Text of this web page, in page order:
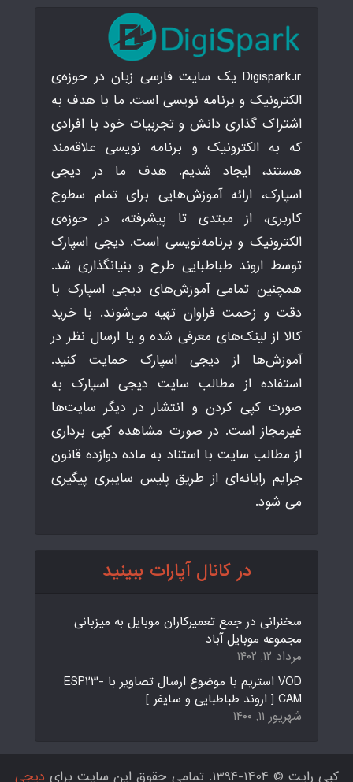
Digispark.ir یک سایت فارسی زبان در حوزه‌ی
الکترونیک و برنامه نویسی است. ما با هدف به
اشتراک گذاری دانش و تجربیات خود با افرادی
که به الکترونیک و برنامه نویسی علاقه‌مند
هستند، ایجاد شدیم. هدف ما در دیجی
اسپارک، ارائه آموزش‌هایی برای تمام سطوح
کاربری، از مبتدی تا پیشرفته، در حوزه‌ی
الکترونیک و برنامه‌نویسی است. دیجی اسپارک
توسط اروند طباطبایی طرح و بنیانگذاری شد.
همچنین تمامی آموزش‌های دیجی اسپارک با
دقت و زحمت فراوان تهیه می‌شوند. با خرید
کالا از لینک‌های معرفی شده و یا ارسال نظر در
آموزش‌ها از دیجی اسپارک حمایت کنید.
استفاده از مطالب سایت دیجی اسپارک به
صورت کپی کردن و انتشار در دیگر سایت‌ها
غیرمجاز است. در صورت مشاهده کپی برداری
از مطالب سایت با استناد به ماده دوازده قانون
جرایم رایانه‌ای از طریق پلیس سایبری پیگیری
می شود.
در کانال آپارات ببینید
سخنرانی در جمع تعمیرکاران موبایل به میزبانی
مجموعه موبایل آباد
مرداد ۱۲, ۱۴۰۲
VOD استریم با موضوع ارسال تصاویر با ESP23-
CAM [ اروند طباطبایی و سایفر ]
شهریور ۱۱, ۱۴۰۰
کپی رایت © 1404-1394. تمامی حقوق این سایت برای دیجی